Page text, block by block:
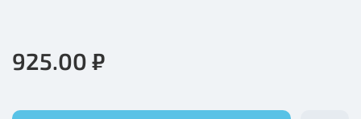
925.00 ₽